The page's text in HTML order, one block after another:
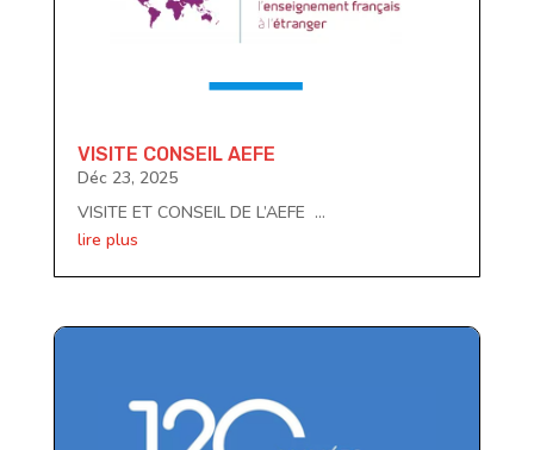
VISITE CONSEIL AEFE
Déc 23, 2025
VISITE ET CONSEIL DE L’AEFE ...
lire plus